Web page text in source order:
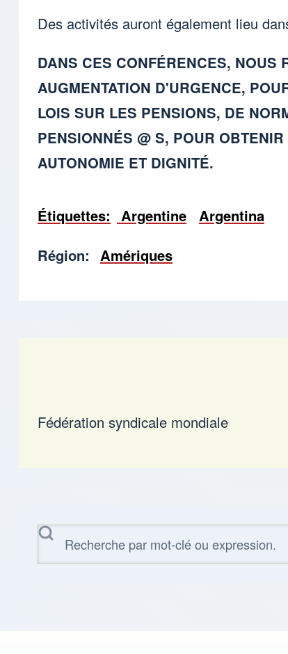
Des activités auront également lieu
DANS CES CONFÉRENCES, NOUS
AUGMENTATION D'URGENCE,
LOIS SUR LES PENSIONS, DE
PENSIONNÉS @ S, POUR
AUTONOMIE ET ​​DIGNITÉ.
Étiquettes Argentine
Argentina
Région
Amériques
Fédération syndicale mondiale
Rechercher